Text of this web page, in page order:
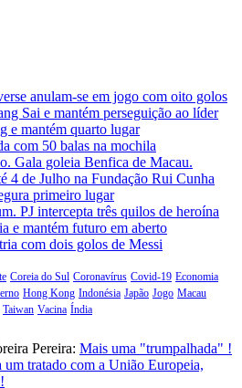
anulam-se em jogo com oito golos
Sai e mantém perseguição ao líder
e mantém quarto lugar
com 50 balas na mochila
Gala goleia Benfica de Macau.
4 de Julho na Fundação Rui Cunha
primeiro lugar
PJ intercepta três quilos de heroína
e mantém futuro em aberto
com dois golos de Messi
Coreia do Sul Coronavírus Covid-19 Economia
Hong Kong Indonésia Japão Jogo Macau
Taiwan Vacina Índia
Pereira: Mais uma "trumpalhada" !
tratado com a União Europeia,